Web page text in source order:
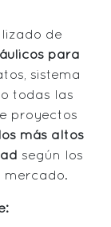
de
para
sistema
todas las
proyectos
los más altos
según los
mercado.